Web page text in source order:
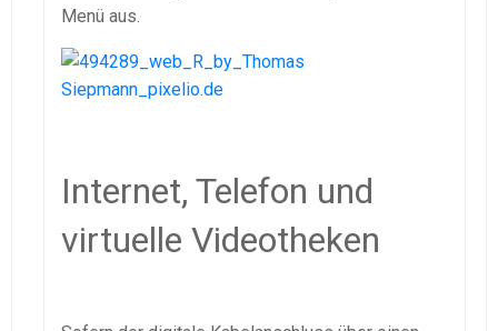
Menü aus.
Internet, Telefon und
virtuelle Videotheken